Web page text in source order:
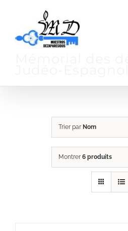
contenu
Trier par Nom
Montrer 6 produits